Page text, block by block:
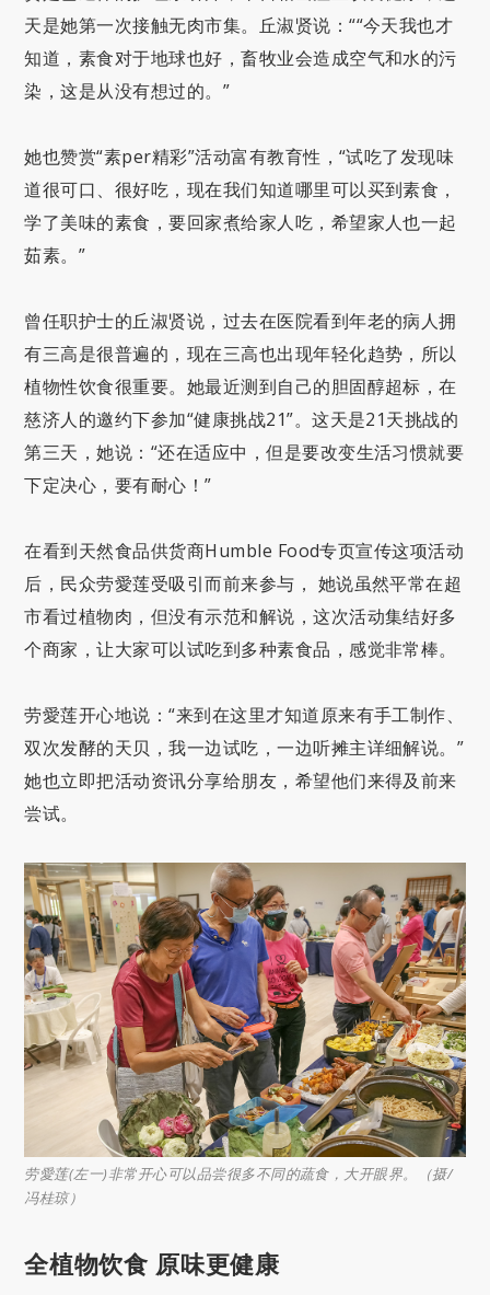
天是她第一次接触无肉市集。丘淑贤说：““今天我也才
知道，素食对于地球也好，畜牧业会造成空气和水的污
染，这是从没有想过的。”
她也赞赏“素per精彩”活动富有教育性，“试吃了发现味
道很可口、很好吃，现在我们知道哪里可以买到素食，
学了美味的素食，要回家煮给家人吃，希望家人也一起
茹素。”
曾任职护士的丘淑贤说，过去在医院看到年老的病人拥
有三高是很普遍的，现在三高也出现年轻化趋势，所以
植物性饮食很重要。她最近测到自己的胆固醇超标，在
慈济人的邀约下参加“健康挑战21”。这天是21天挑战的
第三天，她说：“还在适应中，但是要改变生活习惯就要
下定决心，要有耐心！”
在看到天然食品供货商Humble Food专页宣传这项活动
后，民众劳愛莲受吸引而前来参与， 她说虽然平常在超
市看过植物肉，但没有示范和解说，这次活动集结好多
个商家，让大家可以试吃到多种素食品，感觉非常棒。
劳愛莲开心地说：“来到在这里才知道原来有手工制作、
双次发酵的天贝，我一边试吃，一边听摊主详细解说。”
她也立即把活动资讯分享给朋友，希望他们来得及前来
尝试。
劳愛莲(左一)非常开心可以品尝很多不同的蔬食，大开眼界。（摄/
冯桂琼）
全植物饮食 原味更健康